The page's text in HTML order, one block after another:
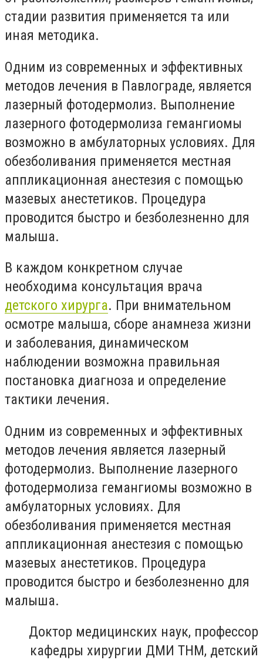
стадии развития применяется та или
иная методика.
Одним из современных и эффективных
методов лечения в Павлограде, является
лазерный фотодермолиз. Выполнение
лазерного фотодермолиза гемангиомы
возможно в амбулаторных условиях. Для
обезболивания применяется местная
аппликационная анестезия с помощью
мазевых анестетиков. Процедура
проводится быстро и безболезненно для
малыша.
В каждом конкретном случае
необходима консультация врача
детского хирурга. При внимательном
осмотре малыша, сборе анамнеза жизни
и заболевания, динамическом
наблюдении возможна правильная
постановка диагноза и определение
тактики лечения.
Одним из современных и эффективных
методов лечения является лазерный
фотодермолиз. Выполнение лазерного
фотодермолиза гемангиомы возможно в
амбулаторных условиях. Для
обезболивания применяется местная
аппликационная анестезия с помощью
мазевых анестетиков. Процедура
проводится быстро и безболезненно для
малыша.
Доктор медицинских наук, профессор
кафедры хирургии ДМИ ТНМ, детский